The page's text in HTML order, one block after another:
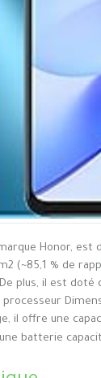
Honor, est
(~85,1 % de
plus, il est doté
il offre une
batterie